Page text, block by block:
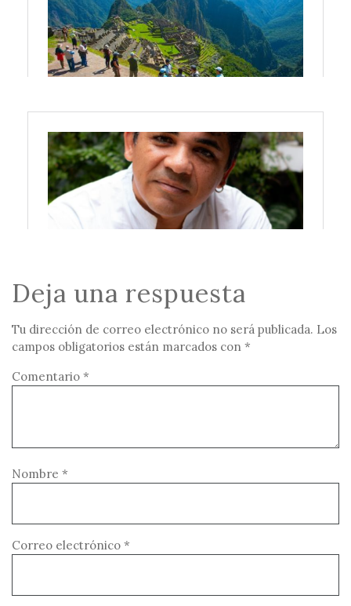
Deja una respuesta
Tu dirección de correo electrónico no será publicada. Los
campos obligatorios están marcados con *
Comentario *
Nombre *
Correo electrónico *